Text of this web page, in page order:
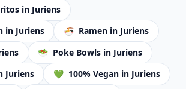
in Juriens
in Juriens 🍜 Ramen in Juriens
🥗 Poke Bowls in Juriens
Juriens 💚 100% Vegan in Juriens